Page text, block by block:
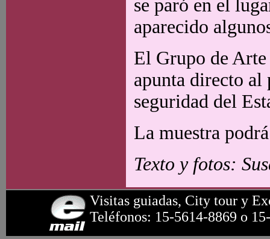
se paró en el
aparecido
El Grupo de
apunta directo al
seguridad del
La muestra
Texto y fotos:
Visitas guiadas, City tour y
Teléfonos: 15-5614-8869 o